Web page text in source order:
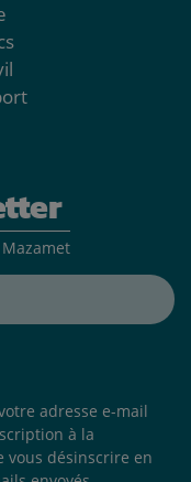
adresse e-mail
à la
vous désinscrire en